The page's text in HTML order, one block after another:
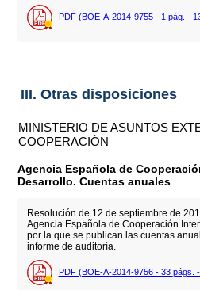
PDF (BOE-A-2014-9755 - 1 pág. -
III. Otras disposiciones
MINISTERIO DE ASUNTOS
COOPERACIÓN
Agencia Española de
Desarrollo. Cuentas anuales
Resolución de 12 de septiembre de
Agencia Española de Cooperación
por la que se publican las cuentas
informe de auditoría.
PDF (BOE-A-2014-9756 - 33 págs.